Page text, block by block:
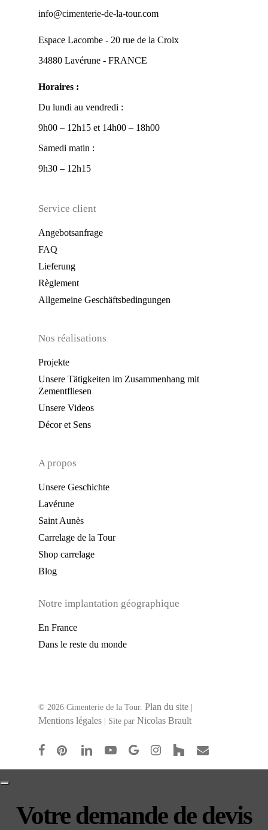
info@cimenterie-de-la-tour.com
Espace Lacombe - 20 rue de la Croix
34880 Lavérune - FRANCE
Horaires :
Du lundi au vendredi :
9h00 – 12h15 et 14h00 – 18h00
Samedi matin :
9h30 – 12h15
Service client
Angebotsanfrage
FAQ
Lieferung
Règlement
Allgemeine Geschäftsbedingungen
Nos réalisations
Projekte
Unsere Tätigkeiten im Zusammenhang mit
Zementfliesen
Unsere Videos
Décor et Sens
A propos
Unsere Geschichte
Lavérune
Saint Aunès
Carrelage de la Tour
Shop carrelage
Blog
Notre implantation géographique
En France
Dans le reste du monde
© 2026 Cimenterie de la Tour. Plan du site |
Mentions légales | Site par Nicolas Brault
facebookpinterestlinkedinyoutubegoogle-instagram
houzz email
Votre demande de devis